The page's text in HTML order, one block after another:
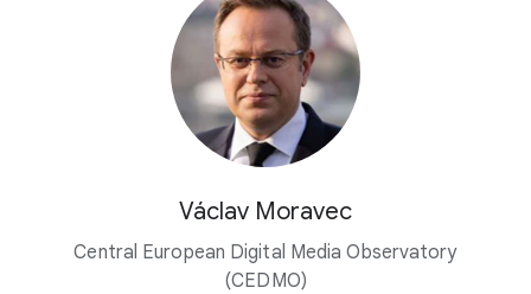
Václav Moravec
Central European Digital Media Observatory
(CEDMO)